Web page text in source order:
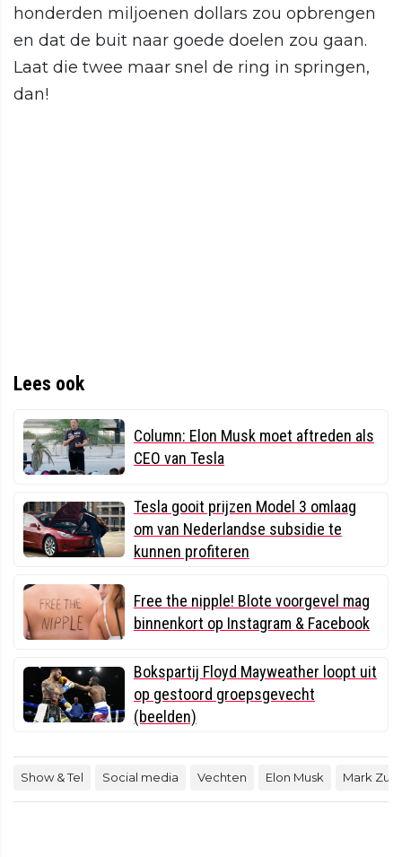
honderden miljoenen dollars zou opbrengen
en dat de buit naar goede doelen zou gaan.
Laat die twee maar snel de ring in springen,
dan!
Lees ook
Column: Elon Musk moet aftreden als
CEO van Tesla
Tesla gooit prijzen Model 3 omlaag
om van Nederlandse subsidie te
kunnen profiteren
Free the nipple! Blote voorgevel mag
binnenkort op Instagram & Facebook
Bokspartij Floyd Mayweather loopt uit
op gestoord groepsgevecht
(beelden)
Show & Tel Social media Vechten Elon Musk Mark